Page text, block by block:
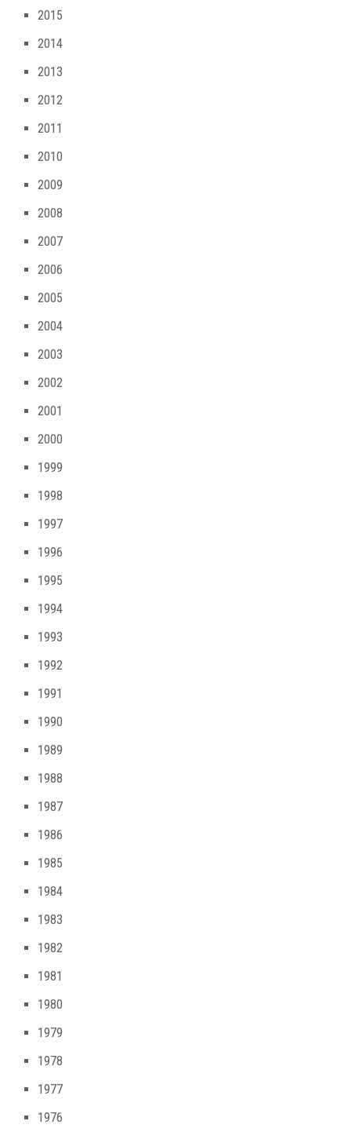
2015
2014
2013
2012
2011
2010
2009
2008
2007
2006
2005
2004
2003
2002
2001
2000
1999
1998
1997
1996
1995
1994
1993
1992
1991
1990
1989
1988
1987
1986
1985
1984
1983
1982
1981
1980
1979
1978
1977
1976